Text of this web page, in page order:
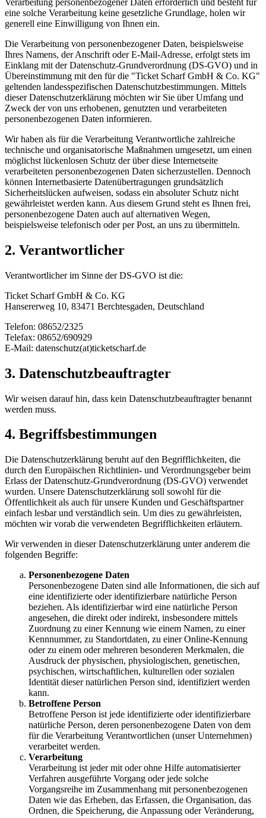
Verarbeitung personenbezogener Daten erforderlich und besteht für
eine solche Verarbeitung keine gesetzliche Grundlage, holen wir
generell eine Einwilligung von Ihnen ein.
Die Verarbeitung von personenbezogener Daten, beispielsweise
Ihres Namens, der Anschrift oder E-Mail-Adresse, erfolgt stets im
Einklang mit der Datenschutz-Grundverordnung (DS-GVO) und in
Übereinstimmung mit den für die "Ticket Scharf GmbH & Co. KG"
geltenden landesspezifischen Datenschutzbestimmungen. Mittels
dieser Datenschutzerklärung möchten wir Sie über Umfang und
Zweck der von uns erhobenen, genutzten und verarbeiteten
personenbezogenen Daten informieren.
Wir haben als für die Verarbeitung Verantwortliche zahlreiche
technische und organisatorische Maßnahmen umgesetzt, um einen
möglichst lückenlosen Schutz der über diese Internetseite
verarbeiteten personenbezogenen Daten sicherzustellen. Dennoch
können Internetbasierte Datenübertragungen grundsätzlich
Sicherheitslücken aufweisen, sodass ein absoluter Schutz nicht
gewährleistet werden kann. Aus diesem Grund steht es Ihnen frei,
personenbezogene Daten auch auf alternativen Wegen,
beispielsweise telefonisch oder per Post, an uns zu übermitteln.
2. Verantwortlicher
Verantwortlicher im Sinne der DS-GVO ist die:
Ticket Scharf GmbH & Co. KG
Hansererweg 10, 83471 Berchtesgaden, Deutschland
Telefon: 08652/2325
Telefax: 08652/690929
E-Mail: datenschutz(at)ticketscharf.de
3. Datenschutzbeauftragter
Wir weisen darauf hin, dass kein Datenschutzbeauftragter benannt
werden muss.
4. Begriffsbestimmungen
Die Datenschutzerklärung beruht auf den Begrifflichkeiten, die
durch den Europäischen Richtlinien- und Verordnungsgeber beim
Erlass der Datenschutz-Grundverordnung (DS-GVO) verwendet
wurden. Unsere Datenschutzerklärung soll sowohl für die
Öffentlichkeit als auch für unsere Kunden und Geschäftspartner
einfach lesbar und verständlich sein. Um dies zu gewährleisten,
möchten wir vorab die verwendeten Begrifflichkeiten erläutern.
Wir verwenden in dieser Datenschutzerklärung unter anderem die
folgenden Begriffe:
Personenbezogene Daten
Personenbezogene Daten sind alle Informationen, die sich auf
eine identifizierte oder identifizierbare natürliche Person
beziehen. Als identifizierbar wird eine natürliche Person
angesehen, die direkt oder indirekt, insbesondere mittels
Zuordnung zu einer Kennung wie einem Namen, zu einer
Kennnummer, zu Standortdaten, zu einer Online-Kennung
oder zu einem oder mehreren besonderen Merkmalen, die
Ausdruck der physischen, physiologischen, genetischen,
psychischen, wirtschaftlichen, kulturellen oder sozialen
Identität dieser natürlichen Person sind, identifiziert werden
kann.
Betroffene Person
Betroffene Person ist jede identifizierte oder identifizierbare
natürliche Person, deren personenbezogene Daten von dem
für die Verarbeitung Verantwortlichen (unser Unternehmen)
verarbeitet werden.
Verarbeitung
Verarbeitung ist jeder mit oder ohne Hilfe automatisierter
Verfahren ausgeführte Vorgang oder jede solche
Vorgangsreihe im Zusammenhang mit personenbezogenen
Daten wie das Erheben, das Erfassen, die Organisation, das
Ordnen, die Speicherung, die Anpassung oder Veränderung,